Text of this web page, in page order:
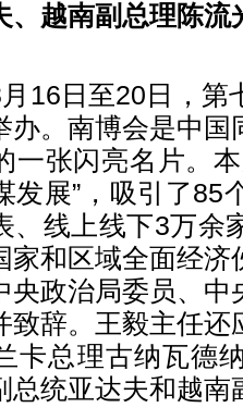
、越南副总理陈流
16日至20日，
办。南博会是中国
一张闪亮名片。
发展”，吸引了85
、线上线下3万余
家和区域全面经济
央政治局委员、中
致辞。王毅主任还
卡总理古纳瓦德
总统亚达夫和越南